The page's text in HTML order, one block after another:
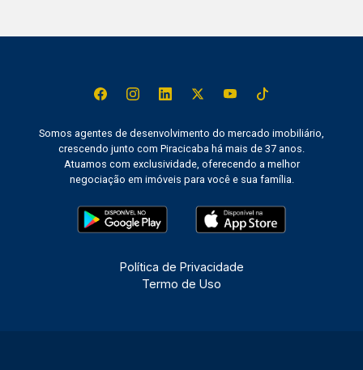
Somos agentes de desenvolvimento do mercado imobiliário,
crescendo junto com Piracicaba há mais de 37 anos.
Atuamos com exclusividade, oferecendo a melhor
negociação em imóveis para você e sua família.
Política de Privacidade
Termo de Uso